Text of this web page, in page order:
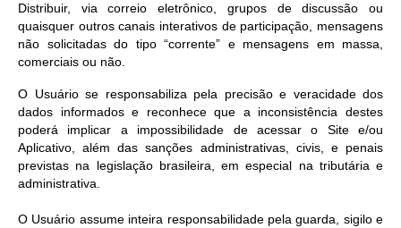
Distribuir, via correio eletrônico, grupos de discussão ou
quaisquer outros canais interativos de participação, mensagens
não solicitadas do tipo “corrente” e mensagens em massa,
comerciais ou não.
O Usuário se responsabiliza pela precisão e veracidade dos
dados informados e reconhece que a inconsistência destes
poderá implicar a impossibilidade de acessar o Site e/ou
Aplicativo, além das sanções administrativas, civis, e penais
previstas na legislação brasileira, em especial na tributária e
administrativa.
O Usuário assume inteira responsabilidade pela guarda, sigilo e